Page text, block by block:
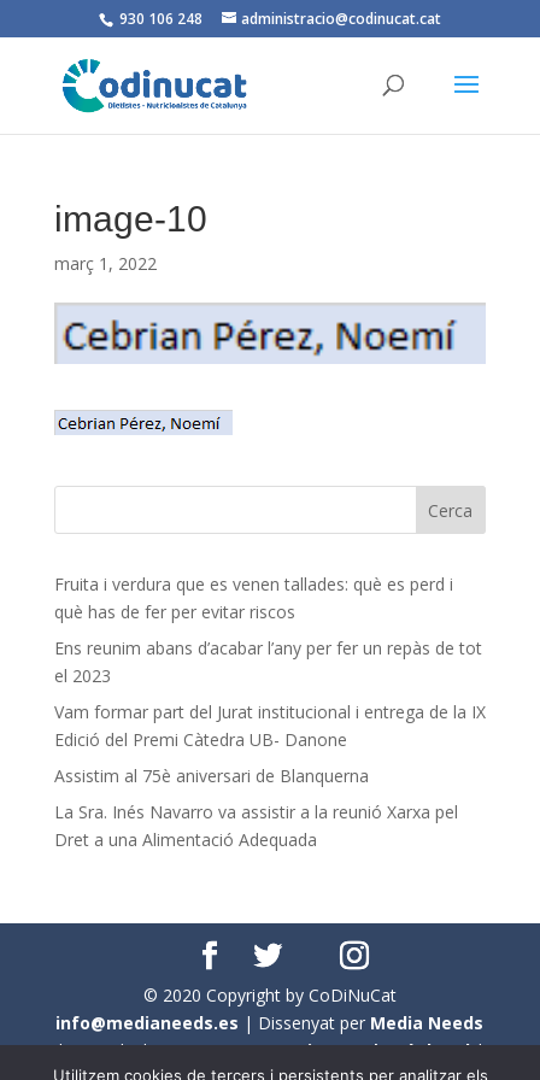
930 106 248 administracio@codinucat.cat
image-10
març 1, 2022
Fruita i verdura que es venen tallades: què es perd i
què has de fer per evitar riscos
Ens reunim abans d’acabar l’any per fer un repàs de tot
el 2023
Vam formar part del Jurat institucional i entrega de la IX
Edició del Premi Càtedra UB- Danone
Assistim al 75è aniversari de Blanquerna
La Sra. Inés Navarro va assistir a la reunió Xarxa pel
Dret a una Alimentació Adequada
© 2020 Copyright by CoDiNuCat
info@medianeeds.es | Dissenyat per Media Needs
| Tots els drets reservats aCoDiNuCat |Avís legal|
Utilitzem cookies de tercers i persistents per analitzar els